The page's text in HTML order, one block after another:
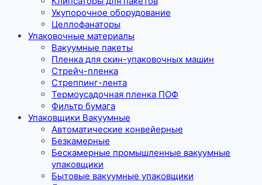
Укупорочное оборудование
Целлофанаторы
Упаковочные материалы
Вакуумные пакеты
Пленка для скин-упаковочных машин
Стрейч-пленка
Стреппинг-лента
Термоусадочная пленка ПОФ
Фильтр бумага
Упаковщики Вакуумные
Автоматические конвейерные
Безкамерные
Бескамерные промышленные вакуумные
упаковщики
Бытовые вакуумные упаковщики